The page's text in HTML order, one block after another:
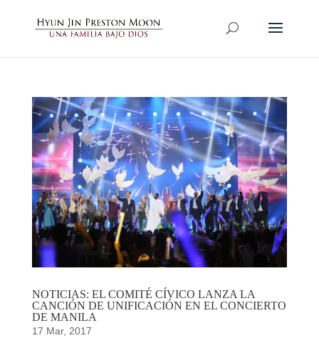
NOTICIAS: EL COMITÉ CÍVICO LANZA LA
CANCIÓN DE UNIFICACIÓN EN EL CONCIERTO
DE MANILA
17 Mar, 2017